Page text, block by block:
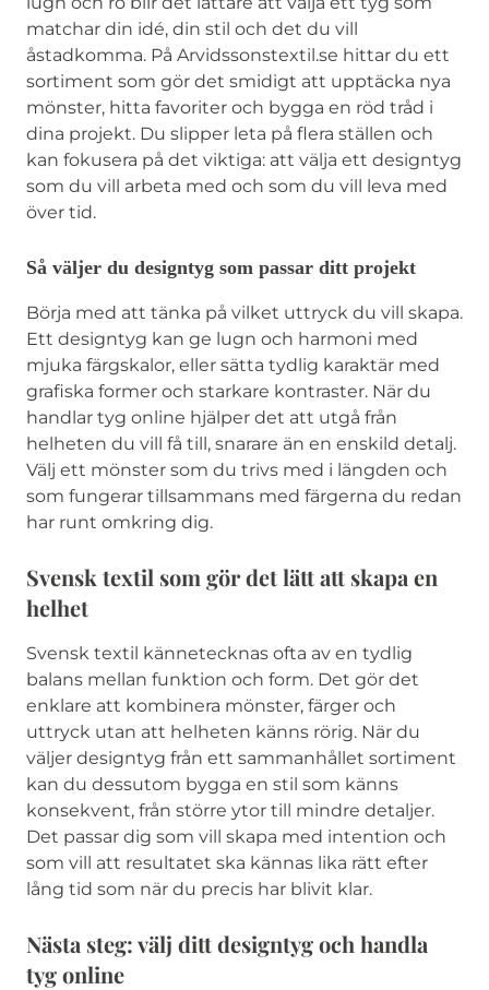
matchar din idé, din stil och det du vill
åstadkomma. På Arvidssonstextil.se hittar du ett
sortiment som gör det smidigt att upptäcka nya
mönster, hitta favoriter och bygga en röd tråd i
dina projekt. Du slipper leta på flera ställen och
kan fokusera på det viktiga: att välja ett designtyg
som du vill arbeta med och som du vill leva med
över tid.
Så väljer du designtyg som passar ditt projekt
Börja med att tänka på vilket uttryck du vill skapa.
Ett designtyg kan ge lugn och harmoni med
mjuka färgskalor, eller sätta tydlig karaktär med
grafiska former och starkare kontraster. När du
handlar tyg online hjälper det att utgå från
helheten du vill få till, snarare än en enskild detalj.
Välj ett mönster som du trivs med i längden och
som fungerar tillsammans med färgerna du redan
har runt omkring dig.
Svensk textil som gör det lätt att skapa en
helhet
Svensk textil kännetecknas ofta av en tydlig
balans mellan funktion och form. Det gör det
enklare att kombinera mönster, färger och
uttryck utan att helheten känns rörig. När du
väljer designtyg från ett sammanhållet sortiment
kan du dessutom bygga en stil som känns
konsekvent, från större ytor till mindre detaljer.
Det passar dig som vill skapa med intention och
som vill att resultatet ska kännas lika rätt efter
lång tid som när du precis har blivit klar.
Nästa steg: välj ditt designtyg och handla
tyg online